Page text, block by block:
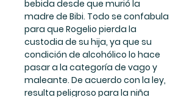
bebida desde que murió la
madre de Bibi. Todo se confabula
para que Rogelio pierda la
custodia de su hija, ya que su
condición de alcohólico lo hace
pasar a la categoría de vago y
maleante. De acuerdo con la ley,
resulta peligroso para la niña